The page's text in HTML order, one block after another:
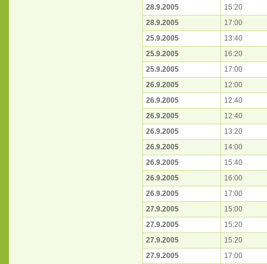
28.9.2005
15:20
28.9.2005
17:00
25.9.2005
13:40
25.9.2005
16:20
25.9.2005
17:00
26.9.2005
12:00
26.9.2005
12:40
26.9.2005
12:40
26.9.2005
13:20
26.9.2005
14:00
26.9.2005
15:40
26.9.2005
16:00
26.9.2005
17:00
27.9.2005
15:00
27.9.2005
15:20
27.9.2005
15:20
27.9.2005
17:00